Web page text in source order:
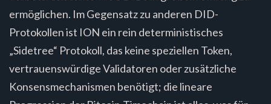
ermöglichen. Im Gegensatz zu anderen DID-
Protokollen ist ION ein rein deterministisches
„Sidetree“ Protokoll, das keine speziellen Token,
vertrauenswürdige Validatoren oder zusätzliche
Konsensmechanismen benötigt; die lineare